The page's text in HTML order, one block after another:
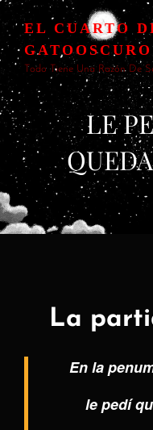
EL CUARTO
GATOOSCURO
Todo Tiene Una Razón De
LE
La
En la
le pedí